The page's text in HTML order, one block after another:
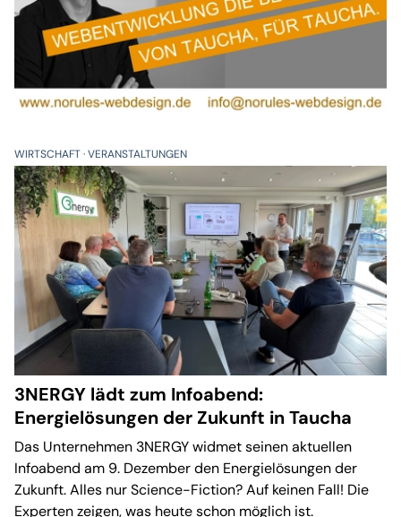
WIRTSCHAFT VERANSTALTUNGEN
3NERGY lädt zum Infoabend:
Energielösungen der Zukunft in Taucha
Das Unternehmen 3NERGY widmet seinen aktuellen
Infoabend am 9. Dezember den Energielösungen der
Zukunft. Alles nur Science-Fiction? Auf keinen Fall! Die
Experten zeigen, was heute schon möglich ist.